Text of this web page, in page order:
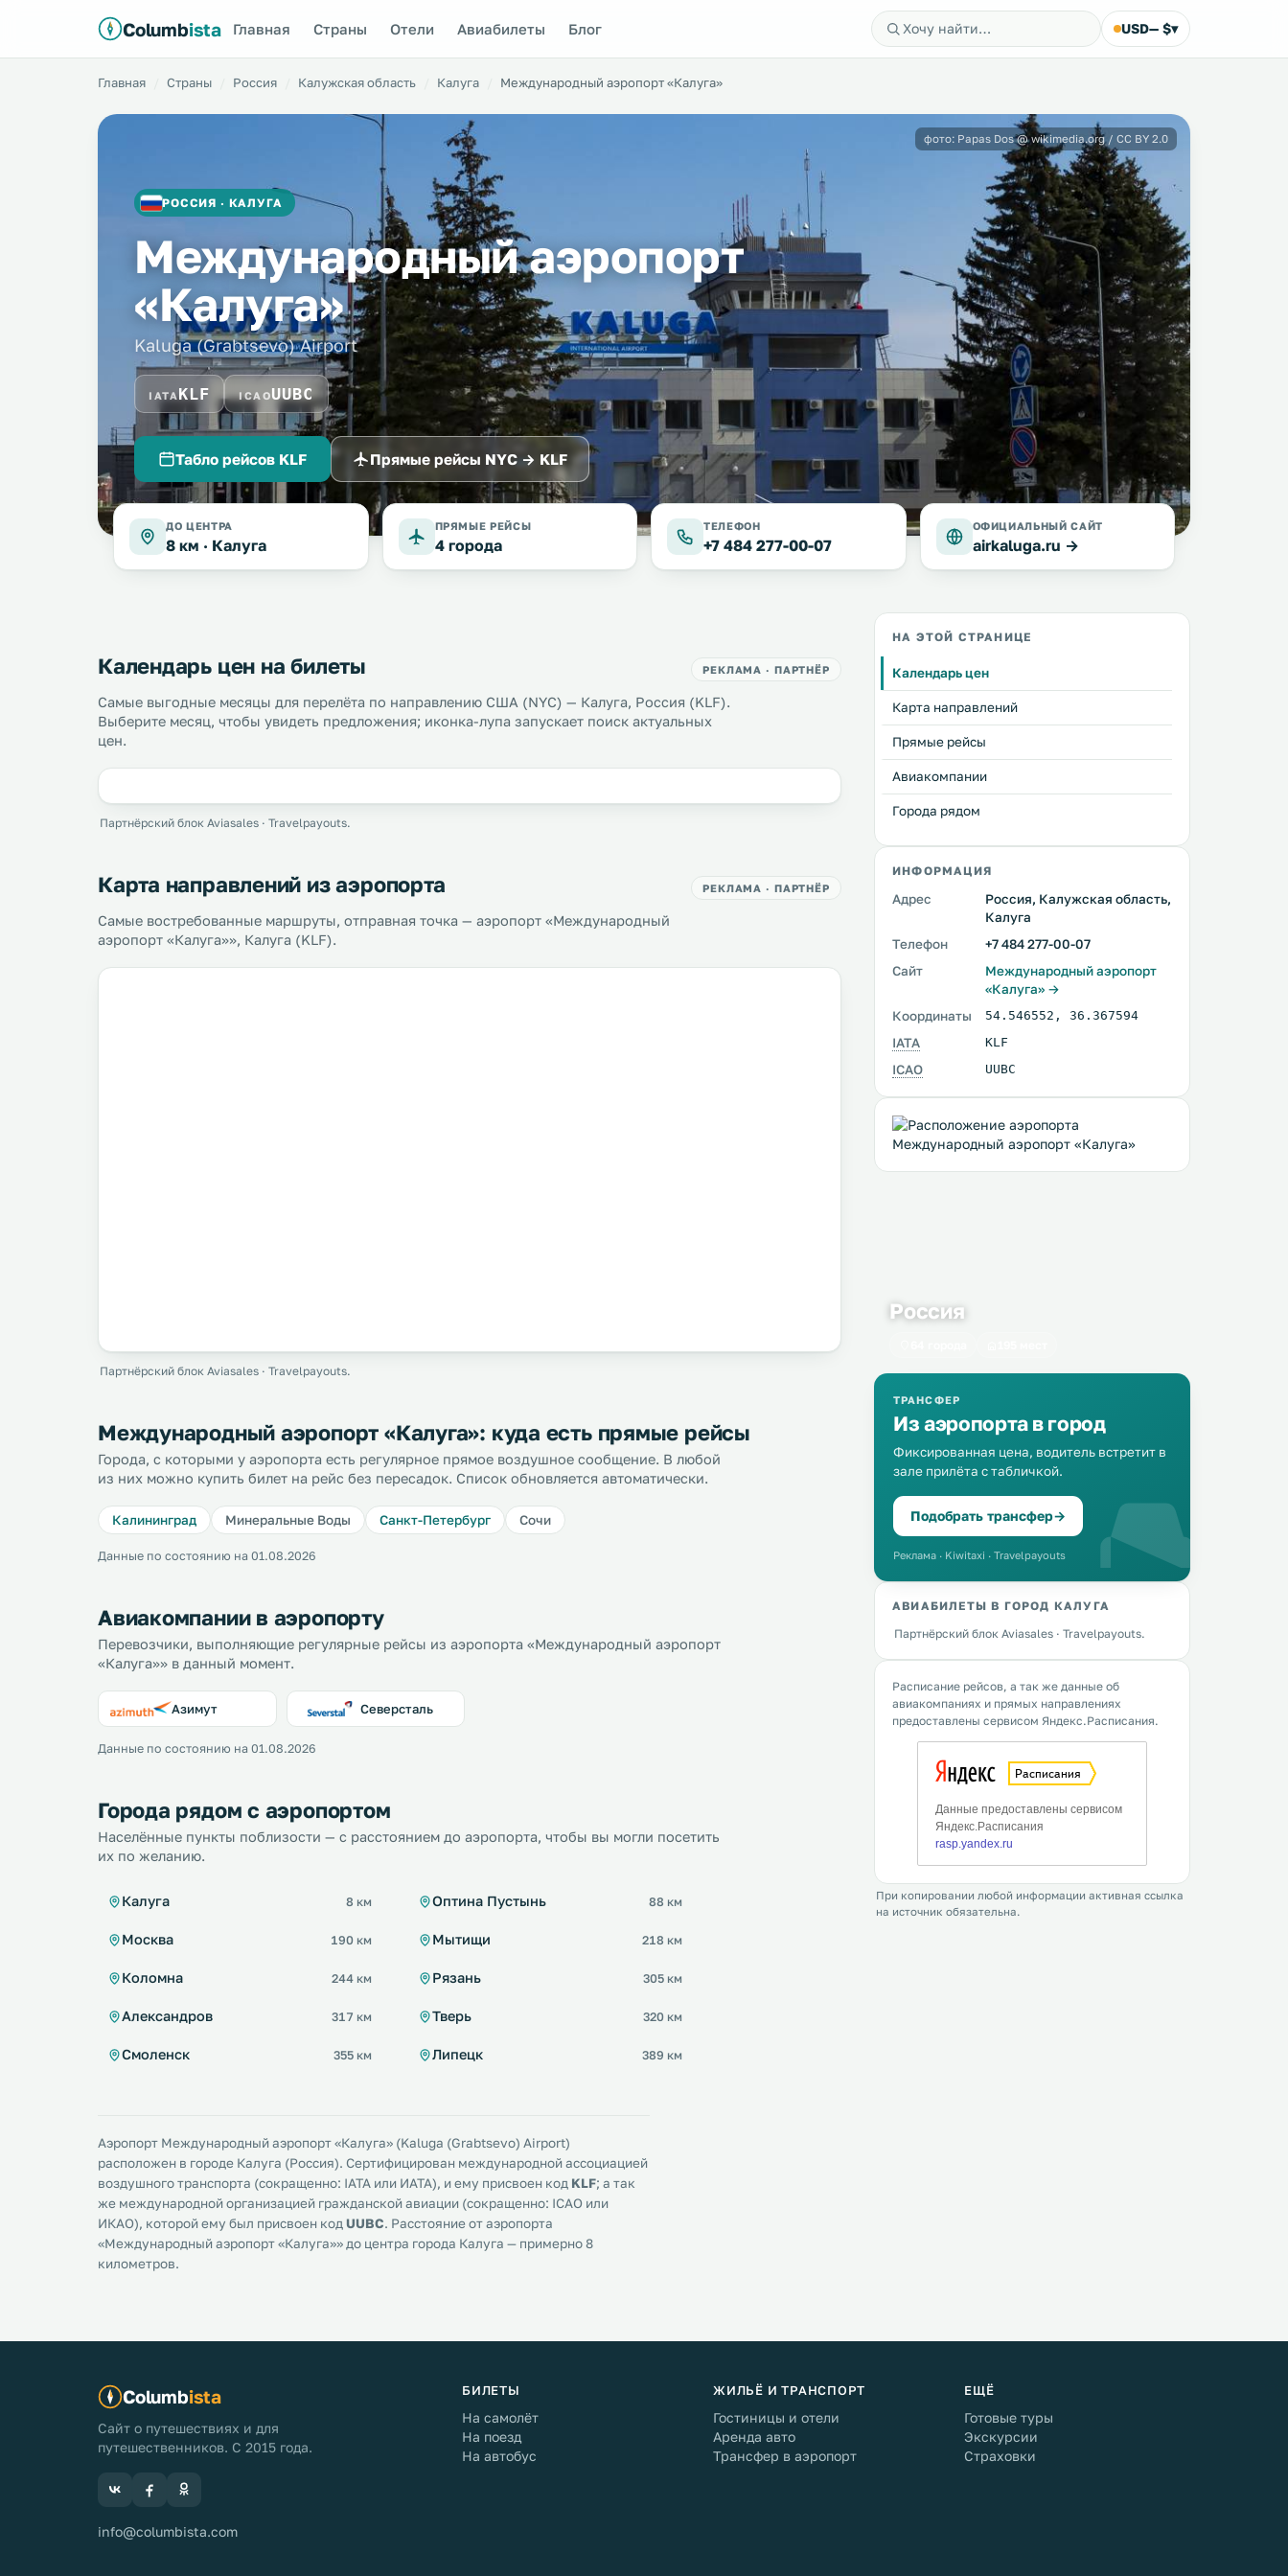
Columbista Главная Страны Отели Авиабилеты Блог USD— $▾
Главная Страны Россия Калужская область Калуга Международный аэропорт «Калуга»
РОССИЯ · КАЛУГА
Международный аэропорт
«Калуга»
Kaluga (Grabtsevo) Airport
IATAKLF ICAOUUBC
Табло рейсов KLF Прямые рейсы NYC → KLF
фото: Papas Dos @ wikimedia.org / CC BY 2.0
ДО ЦЕНТРА
8 км · Калуга
ПРЯМЫЕ РЕЙСЫ
4 города
ТЕЛЕФОН
+7 484 277-00-07
ОФИЦИАЛЬНЫЙ САЙТ
airkaluga.ru →
Календарь цен на билеты РЕКЛАМА · ПАРТНЁР
Самые выгодные месяцы для перелёта по направлению США (NYC) — Калуга, Россия (KLF).
Выберите месяц, чтобы увидеть предложения; иконка-лупа запускает поиск актуальных
цен.
Партнёрский блок Aviasales · Travelpayouts.
Карта направлений из аэропорта РЕКЛАМА · ПАРТНЁР
Самые востребованные маршруты, отправная точка — аэропорт «Международный
аэропорт «Калуга»», Калуга (KLF).
Партнёрский блок Aviasales · Travelpayouts.
Международный аэропорт «Калуга»: куда есть прямые рейсы
Города, с которыми у аэропорта есть регулярное прямое воздушное сообщение. В любой
из них можно купить билет на рейс без пересадок. Список обновляется автоматически.
Калининград Минеральные Воды Санкт-Петербург Сочи
Данные по состоянию на 01.08.2026
Авиакомпании в аэропорту
Перевозчики, выполняющие регулярные рейсы из аэропорта «Международный аэропорт
«Калуга»» в данный момент.
Азимут Северсталь
Данные по состоянию на 01.08.2026
Города рядом с аэропортом
Населённые пункты поблизости — с расстоянием до аэропорта, чтобы вы могли посетить
их по желанию.
Калуга 8 км Оптина Пустынь 88 км
Москва 190 км Мытищи 218 км
Коломна 244 км Рязань 305 км
Александров 317 км Тверь 320 км
Смоленск 355 км Липецк 389 км
Аэропорт Международный аэропорт «Калуга» (Kaluga (Grabtsevo) Airport)
расположен в городе Калуга (Россия). Сертифицирован международной ассоциацией
воздушного транспорта (сокращенно: IATA или ИАТА), и ему присвоен код KLF; а так
же международной организацией гражданской авиации (сокращенно: ICAO или
ИКАО), которой ему был присвоен код UUBC. Расстояние от аэропорта
«Международный аэропорт «Калуга»» до центра города Калуга — примерно 8
километров.
НА ЭТОЙ СТРАНИЦЕ
Календарь цен
Карта направлений
Прямые рейсы
Авиакомпании
Города рядом
ИНФОРМАЦИЯ
Адрес
Россия, Калужская область,
Калуга
Телефон
+7 484 277-00-07
Сайт
Международный аэропорт
«Калуга» →
Координаты
54.546552 , 36.367594
IATA KLF
ICAO UUBC
Россия
ТРАНСФЕР
Из аэропорта в город
Фиксированная цена, водитель встретит в
зале прилёта с табличкой.
Подобрать трансфер→
Реклама · Kiwitaxi · Travelpayouts
АВИАБИЛЕТЫ В ГОРОД КАЛУГА
Партнёрский блок Aviasales · Travelpayouts.
Расписание рейсов, а так же данные об
авиакомпаниях и прямых направлениях
предоставлены сервисом Яндекс.Расписания.
При копировании любой информации активная ссылка
на источник обязательна.
Columbista
Сайт о путешествиях и для
путешественников. С 2015 года.
info@columbista.com
БИЛЕТЫ
На самолёт
На поезд
На автобус
ЖИЛЬЁ И ТРАНСПОРТ
Гостиницы и отели
Аренда авто
Трансфер в аэропорт
ЕЩЁ
Готовые туры
Экскурсии
Страховки